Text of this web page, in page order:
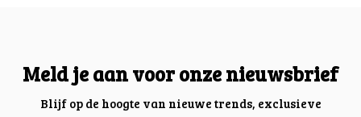
Meld je aan voor onze nieuwsbrief
Blijf op de hoogte van nieuwe trends, exclusieve